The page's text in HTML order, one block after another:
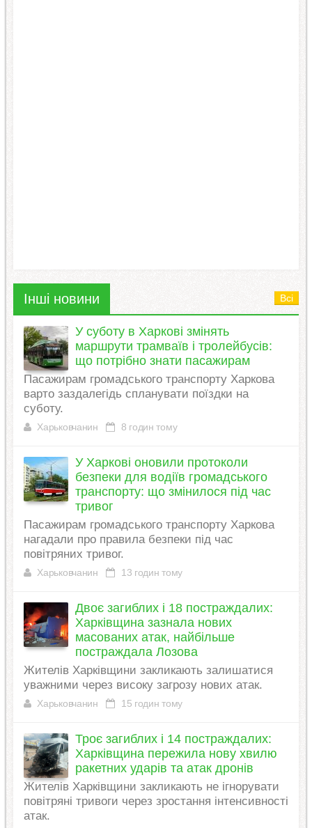
Інші новини Всі
У суботу в Харкові змінять
маршрути трамваїв і тролейбусів:
що потрібно знати пасажирам
Пасажирам громадського транспорту Харкова
варто заздалегідь спланувати поїздки на
суботу.
Харьковчанин 8 годин тому
У Харкові оновили протоколи
безпеки для водіїв громадського
транспорту: що змінилося під час
тривог
Пасажирам громадського транспорту Харкова
нагадали про правила безпеки під час
повітряних тривог.
Харьковчанин 13 годин тому
Двоє загиблих і 18 постраждалих:
Харківщина зазнала нових
масованих атак, найбільше
постраждала Лозова
Жителів Харківщини закликають залишатися
уважними через високу загрозу нових атак.
Харьковчанин 15 годин тому
Троє загиблих і 14 постраждалих:
Харківщина пережила нову хвилю
ракетних ударів та атак дронів
Жителів Харківщини закликають не ігнорувати
повітряні тривоги через зростання інтенсивності
атак.